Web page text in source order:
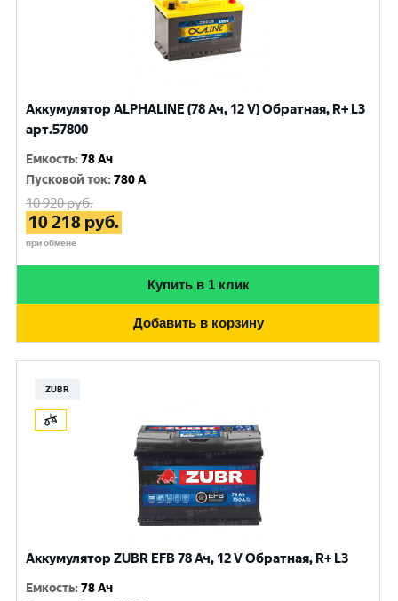
Аккумулятор ALPHALINE (78 Ач, 12 V) Обратная, R+ L3
арт.57800
Емкость:78 Ач
Пусковой ток:780 A
10 920руб.
10 218 руб.
при обмене
Купить в 1 клик
Добавить в корзину
ZUBR
Аккумулятор ZUBR EFB 78 Ач, 12 V Обратная, R+ L3
Емкость:78 Ач